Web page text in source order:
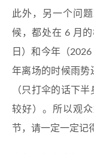
此外，另一个问
候，都处在 6 月
日）和今年（
年离场的时候雨势
（只打伞的话下
较好）。所以观
节，请一定一定记